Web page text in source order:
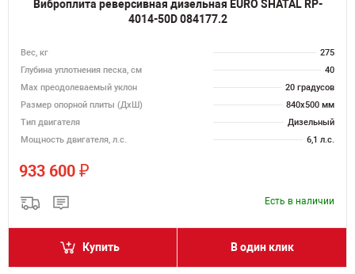
Виброплита реверсивная дизельная EURO SHATAL RP-
4014-50D 084177.2
Вес, кг
275
Глубина уплотнения песка, см
40
Max преодолеваемый уклон
20 градусов
Размер опорной плиты (ДхШ)
840х500 мм
Тип двигателя
Дизельный
Мощность двигателя, л.с.
6,1 л.с.
933 600 ₽
Есть в наличии
Купить В один клик